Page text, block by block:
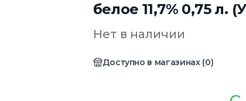
белое 11,7% 0,75 л.
Нет в наличии
Доступно в магазинах(0)